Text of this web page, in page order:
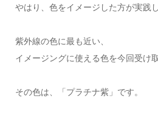
やはり、色をイメージした方が実践
紫外線の色に最も近い、
イメージングに使える色を今回受け
その色は、「プラチナ紫」です。